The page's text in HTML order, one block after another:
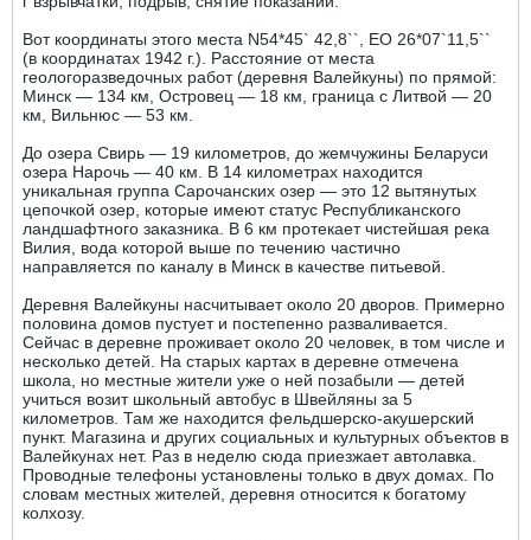
Вот координаты этого места N54*45` 42,8``, EO 26*07`11,5``
(в координатах 1942 г.). Расстояние от места
геологоразведочных работ (деревня Валейкуны) по прямой:
Минск — 134 км, Островец — 18 км, граница с Литвой — 20
км, Вильнюс — 53 км.
До озера Свирь — 19 километров, до жемчужины Беларуси
озера Нарочь — 40 км. В 14 километрах находится
уникальная группа Сарочанских озер — это 12 вытянутых
цепочкой озер, которые имеют статус Республиканского
ландшафтного заказника. В 6 км протекает чистейшая река
Вилия, вода которой выше по течению частично
направляется по каналу в Минск в качестве питьевой.
Деревня Валейкуны насчитывает около 20 дворов. Примерно
половина домов пустует и постепенно разваливается.
Сейчас в деревне проживает около 20 человек, в том числе и
несколько детей. На старых картах в деревне отмечена
школа, но местные жители уже о ней позабыли — детей
учиться возит школьный автобус в Швейляны за 5
километров. Там же находится фельдшерско-акушерский
пункт. Магазина и других социальных и культурных объектов в
Валейкунах нет. Раз в неделю сюда приезжает автолавка.
Проводные телефоны установлены только в двух домах. По
словам местных жителей, деревня относится к богатому
колхозу.